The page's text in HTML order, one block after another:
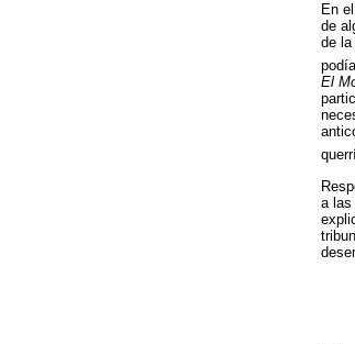
En
de
de la
El
a las